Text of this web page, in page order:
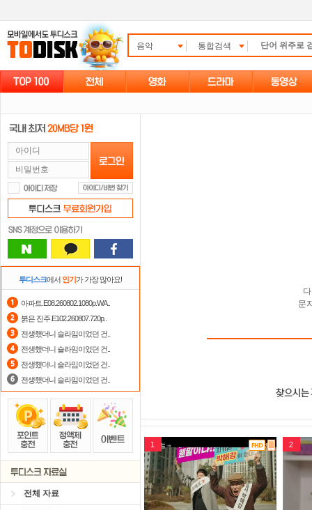
음악 통합검색
투디스크에서 인기가 가장 많아요!
아파트.E08.260802.1080p.WA..
붉은 진주.E102.260807.720p..
전생했더니 슬라임이었던 건..
전생했더니 슬라임이었던 건..
전생했더니 슬라임이었던 건..
전생했더니 슬라임이었던 건..
전체 자료
문
1 2